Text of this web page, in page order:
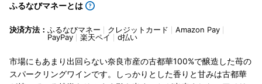
ふるなびマネーとは
決済方法： ふるなびマネー クレジットカード
Amazon Pay
PayPay
楽天ペイ d払い
市場にもあまり出回らない奈良市産の古都華100%で醸造した苺の
スパークリングワインです。しっかりとした香りと甘みは古都華